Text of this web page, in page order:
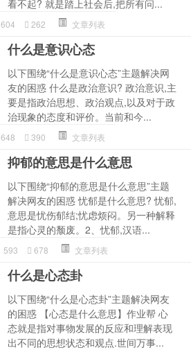
看不起? 就是踏上社会后,把所有问...
604 262 文章列表
什么是意识心态
以下围绕“什么是意识心态”主题解决网
友的困惑 什么是政治意识? 政治意识,主
要是指政治思想、政治观点,以及对于政
治现象的态度和评价。当前和今...
648 390 文章列表
抑郁的意思是什么意思
以下围绕“抑郁的意思是什么意思”主题
解决网友的困惑 忧郁是什么意思? 忧郁,
意思是忧伤郁结;忧虑烦闷。另一种解释
是指心灵的颓废。2、忧郁,汉语...
593 678 文章列表
什么是心态卦
以下围绕“什么是心态卦”主题解决网友
的困惑 【心态是什么意思】作业帮 心
态就是指对事物发展的反应和理解表现
出不同的思想状态和观点.世间万事...